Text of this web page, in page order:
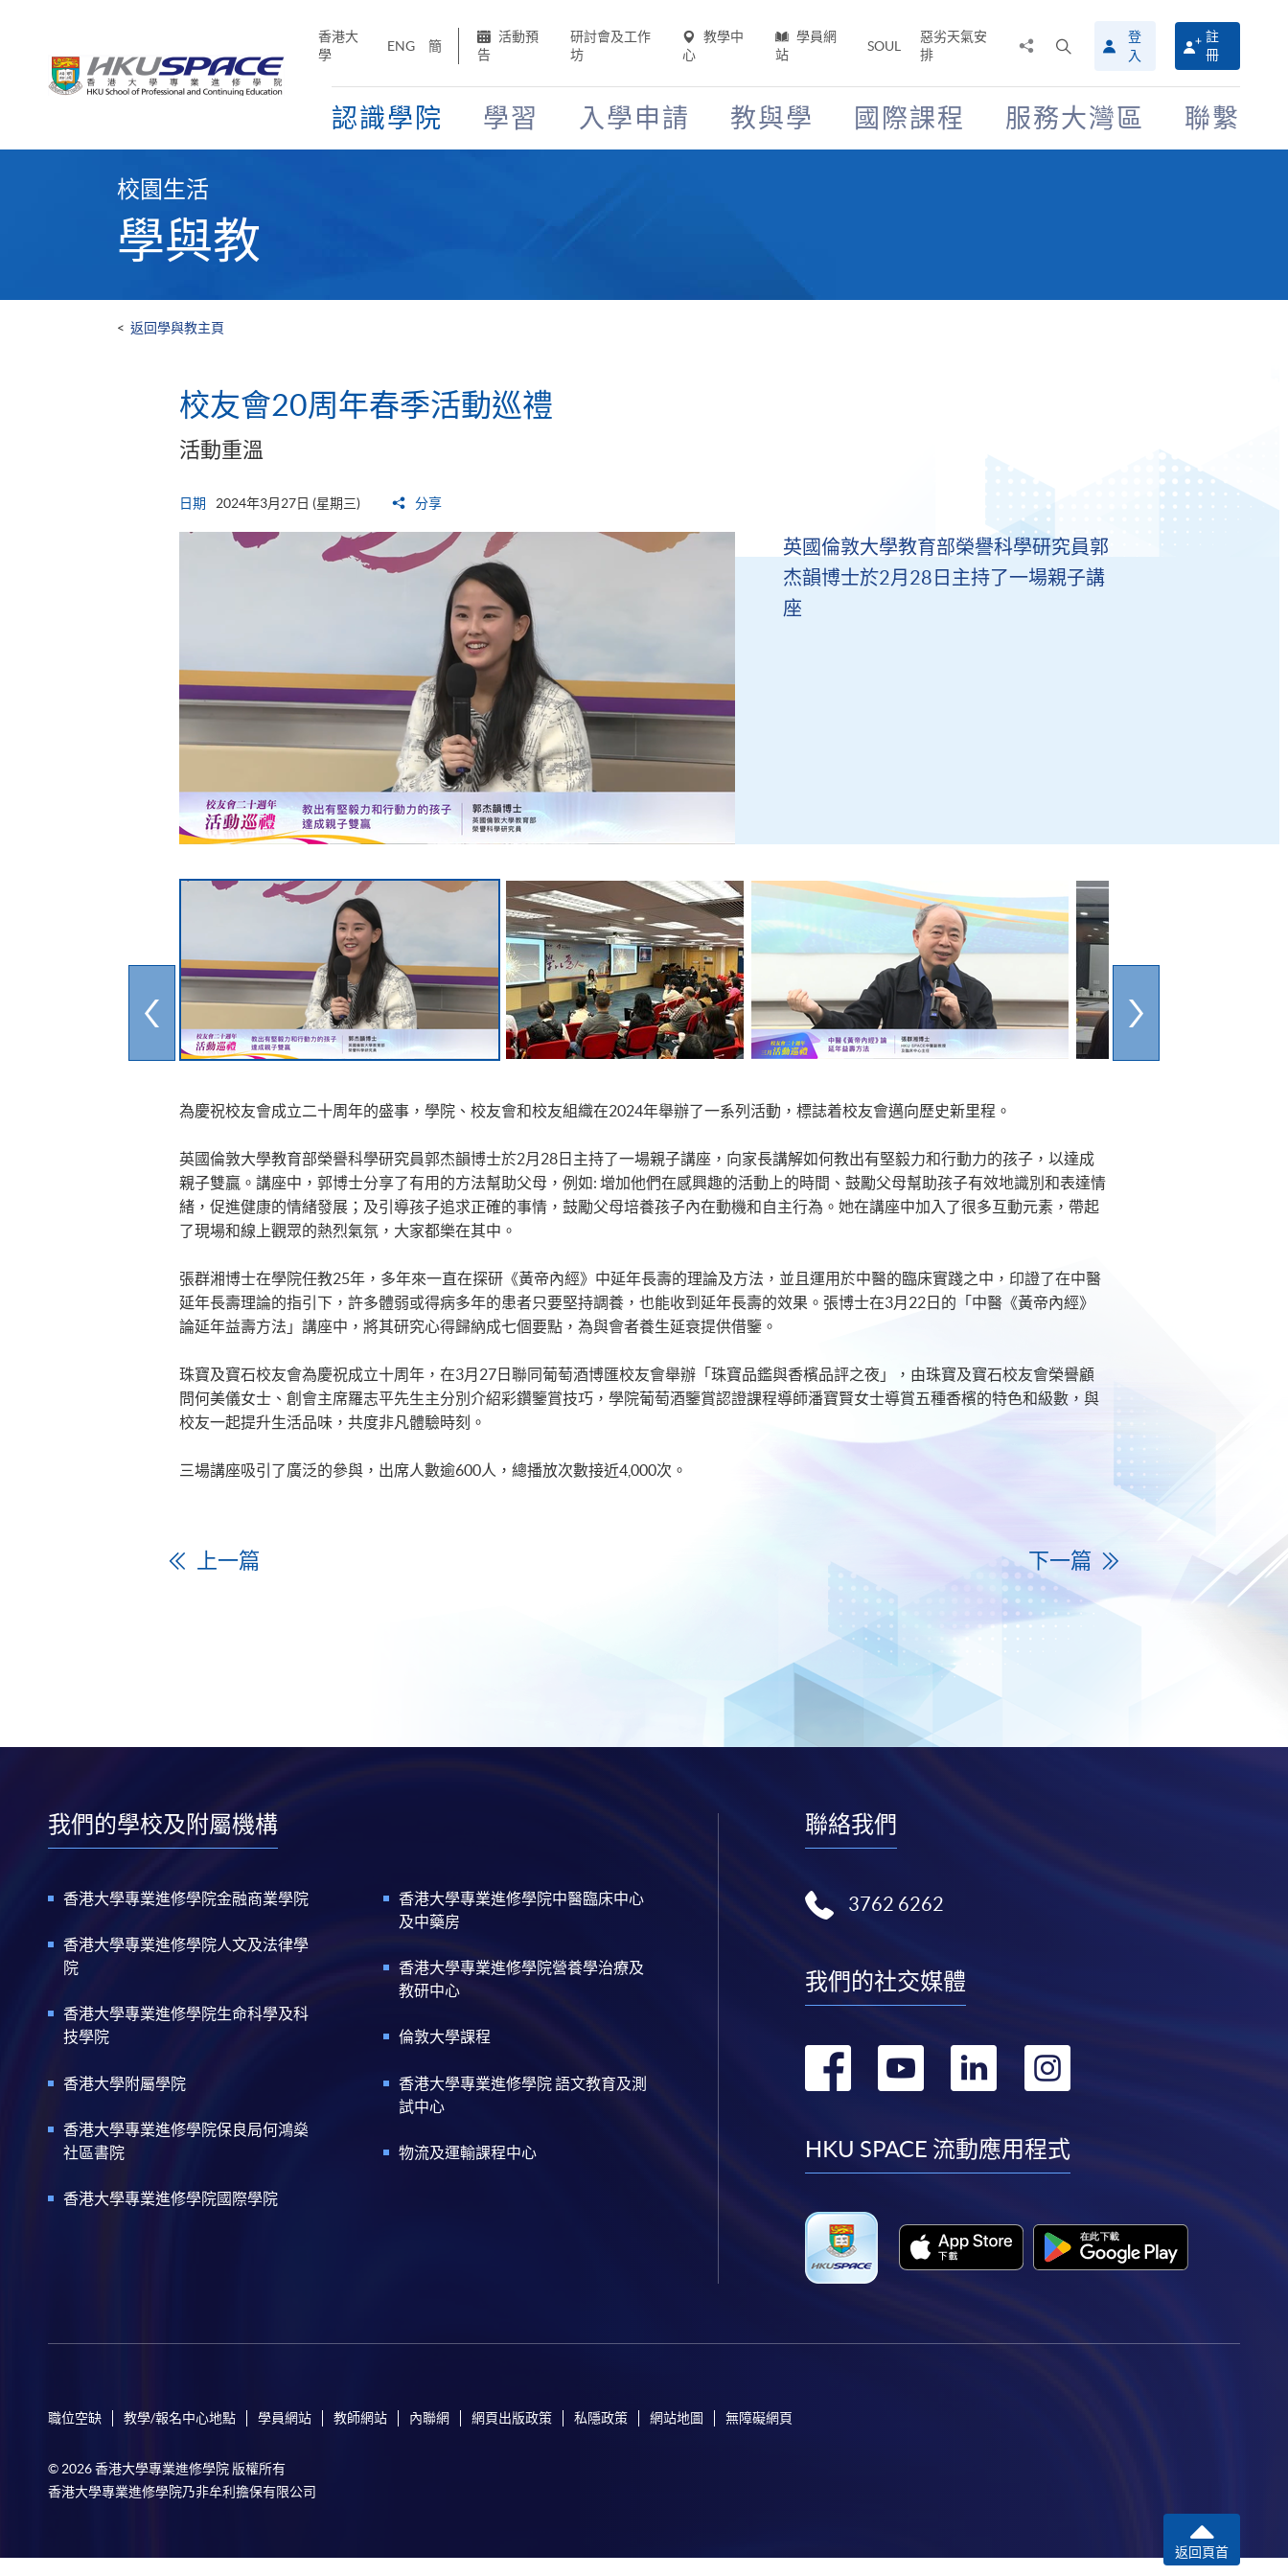
香港大
學
ENG 簡
活動預
告
研討會及工作
坊
教學中
心
學員網
站
SOUL
惡劣天氣安
排
搜
尋
介
面
登
入
註
冊
認識學院 學習 入學申請 教與學 國際課程 服務大灣區 聯繫
校園生活
學與教
< 返回學與教主頁
校友會20周年春季活動巡禮
活動重溫
日期 2024年3月27日 (星期三) 分享
英國倫敦大學教育部榮譽科學研究員郭
杰韻博士於2月28日主持了一場親子講
座
為慶祝校友會成立二十周年的盛事，學院、校友會和校友組織在2024年舉辦了一系列活動，標誌着校友會邁向歷史新里程。
英國倫敦大學教育部榮譽科學研究員郭杰韻博士於2月28日主持了一場親子講座，向家長講解如何教出有堅毅力和行動力的孩子，以達成
親子雙贏。講座中，郭博士分享了有用的方法幫助父母，例如: 增加他們在感興趣的活動上的時間、鼓勵父母幫助孩子有效地識別和表達情
緒，促進健康的情緒發展；及引導孩子追求正確的事情，鼓勵父母培養孩子內在動機和自主行為。她在講座中加入了很多互動元素，帶起
了現場和線上觀眾的熱烈氣氛，大家都樂在其中。
張群湘博士在學院任教25年，多年來一直在探研《黃帝內經》中延年長壽的理論及方法，並且運用於中醫的臨床實踐之中，印證了在中醫
延年長壽理論的指引下，許多體弱或得病多年的患者只要堅持調養，也能收到延年長壽的效果。張博士在3月22日的「中醫《黃帝內經》
論延年益壽方法」講座中，將其研究心得歸納成七個要點，為與會者養生延衰提供借鑒。
珠寶及寶石校友會為慶祝成立十周年，在3月27日聯同葡萄酒博匯校友會舉辦「珠寶品鑑與香檳品評之夜」，由珠寶及寶石校友會榮譽顧
問何美儀女士、創會主席羅志平先生主分別介紹彩鑽鑒賞技巧，學院葡萄酒鑒賞認證課程導師潘寶賢女士導賞五種香檳的特色和級數，與
校友一起提升生活品味，共度非凡體驗時刻。
三場講座吸引了廣泛的參與，出席人數逾600人，總播放次數接近4,000次。
上一篇 下一篇
我們的學校及附屬機構
香港大學專業進修學院金融商業學院
香港大學專業進修學院人文及法律學
院
香港大學專業進修學院生命科學及科
技學院
香港大學附屬學院
香港大學專業進修學院保良局何鴻燊
社區書院
香港大學專業進修學院國際學院
香港大學專業進修學院中醫臨床中心
及中藥房
香港大學專業進修學院營養學治療及
教研中心
倫敦大學課程
香港大學專業進修學院 語文教育及測
試中心
物流及運輸課程中心
聯絡我們
3762 6262
我們的社交媒體
轉
facebook
轉
youtube
轉
linkedin
轉
instagram
HKU SPACE 流動應用程式
職位空缺 教學/報名中心地點 學員網站 教師網站 內聯網 網頁出版政策 私隱政策 網站地圖 無障礙網頁
© 2026 香港大學專業進修學院 版權所有
香港大學專業進修學院乃非牟利擔保有限公司
返回頁首